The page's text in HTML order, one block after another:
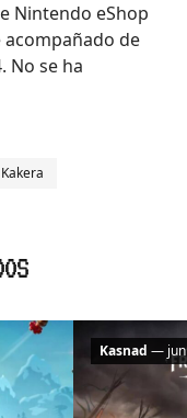
Nintendo eShop
acompañado de
No se ha
Kasnad —